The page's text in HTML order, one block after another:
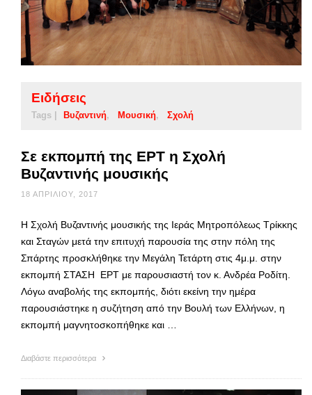
Ειδήσεις
Tags | Βυζαντινή Μουσική Σχολή
Σε εκπομπή της ΕΡΤ η Σχολή
Βυζαντινής μουσικής
18 ΑΠΡΙΛΊΟΥ, 2017
Η Σχολή Βυζαντινής μουσικής της Ιεράς Μητροπόλεως Τρίκκης
και Σταγών μετά την επιτυχή παρουσία της στην πόλη της
Σπάρτης προσκλήθηκε την Μεγάλη Τετάρτη στις 4μ.μ. στην
εκπομπή ΣΤΑΣΗ ΕΡΤ με παρουσιαστή τον κ. Ανδρέα Ροδίτη.
Λόγω αναβολής της εκπομπής, διότι εκείνη την ημέρα
παρουσιάστηκε η συζήτηση από την Βουλή των Ελλήνων, η
εκπομπή μαγνητοσκοπήθηκε και …
Διαβάστε περισσότερα